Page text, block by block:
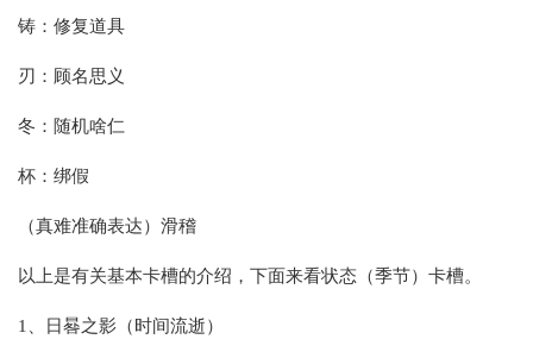
铸：修复道具
刃：顾名思义
冬：随机啥仁
杯：绑假
（真难准确表达）滑稽
以上是有关基本卡槽的介绍，下面来看状态（季节）卡槽。
1、日晷之影（时间流逝）